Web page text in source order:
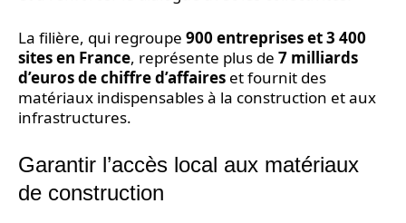
La filière, qui regroupe 900 entreprises et 3 400
sites en France, représente plus de 7 milliards
d’euros de chiffre d’affaires et fournit des
matériaux indispensables à la construction et aux
infrastructures.
Garantir l’accès local aux matériaux
de construction